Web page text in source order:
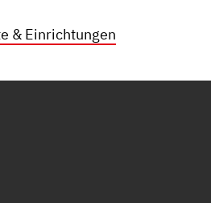
& Einrichtungen